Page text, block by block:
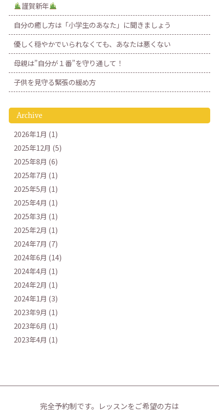
謹賀新年
自分の癒し方は「小学生のあなた」に聞きましょう
優しく穏やかでいられなくても、あなたは悪くない
母親は”自分が１番”を守り通して！
子供を見守る緊張の緩め方
Archive
2026年1月 (1)
2025年12月 (5)
2025年8月 (6)
2025年7月 (1)
2025年5月 (1)
2025年4月 (1)
2025年3月 (1)
2025年2月 (1)
2024年7月 (7)
2024年6月 (14)
2024年4月 (1)
2024年2月 (1)
2024年1月 (3)
2023年9月 (1)
2023年6月 (1)
2023年4月 (1)
完全予約制です。 レッスンをご希望の方は